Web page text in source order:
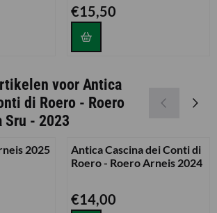
Prijs: 15,50
€15,50
voor Antica
di Roero - Roero
Sru - 2023
2025
Antica Cascina dei Conti di
Roero - Roero Arneis 2024
Prijs: 14,00
€14,00